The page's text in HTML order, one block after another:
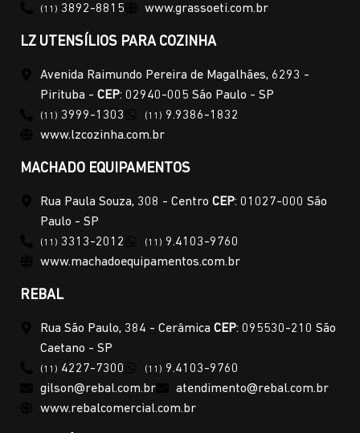
(11) 3892-8815 www.grassoeti.com.br
LZ UTENSÍLIOS PARA COZINHA
Avenida Raimundo Pereira de Magalhães, 6293 -
Pirituba - CEP: 02940-005 São Paulo - SP
(11) 3999-1303 (11) 9.9386-1832
www.lzcozinha.com.br
MACHADO EQUIPAMENTOS
Rua Paula Souza, 308 - Centro CEP: 01027-000 São
Paulo - SP
(11) 3313-2012 (11) 9.4103-9760
www.machadoequipamentos.com.br
REBAL
Rua São Paulo, 384 - Cerâmica CEP: 095530-210 São
Caetano - SP
(11) 4227-7300 (11) 9.4103-9760
gilson@rebal.com.br
atendimento@rebal.com.br
www.rebalcomercial.com.br